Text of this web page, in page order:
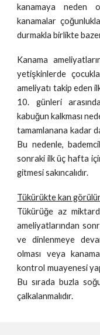
kanamaya neden
kanamalar
durmakla birlikte
Kanama
yetişkinlerde
ameliyatı takip eden
10. günleri
kabuğun kalkması
tamamlanana kadar
Bu nedenle,
sonraki ilk üç hafta
gitmesi sakıncalıdır.
Tükürükte kan
Tükürüğe az
ameliyatlarından
ve dinlenmeye
olması veya
kontrol muayenesi
Bu sırada buzla
çalkalanmalıdır.